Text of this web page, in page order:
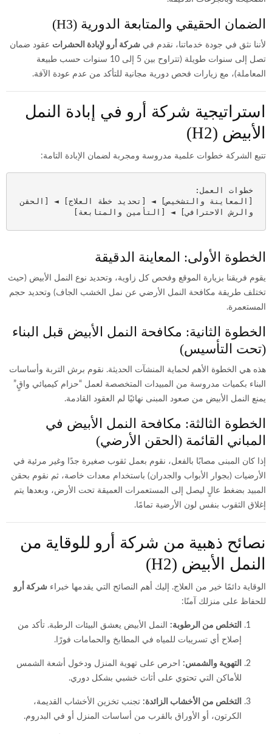
الضمان الحقيقي والمتابعة الدورية (H3)
لأننا نثق في جودة خدماتنا، نقدم في شركة أرو لإبادة الحشرات عقود ضمان
تصل إلى سنوات طويلة (تتراوح بين 5 إلى 10 سنوات حسب طبيعة
المعاملة)، مع زيارات فحص دورية مجانية للتأكد من عدم عودة الآفة.
استراتيجية شركة أرو في إبادة النمل
الأبيض (H2)
تتبع الشركة خطوات علمية مدروسة ومجربة لضمان الإبادة التامة:
والرش الاحترافي] ◄ [التأمين والمتابعة]
الخطوة الأولى: المعاينة الدقيقة
يقوم فريقنا بزيارة الموقع وفحص كل زاوية، وتحديد نوع النمل الأبيض (حيث
تختلف طريقة مكافحة النمل الأرضي عن نمل الخشب الجاف) وتحديد حجم
المستعمرة.
الخطوة الثانية: مكافحة النمل الأبيض قبل البناء
(تحت التأسيس)
هذه هي الخطوة الأهم لحماية المنشآت الحديثة. نقوم برش التربة وأساسات
البناء بكميات مدروسة من المبيدات المتخصصة لعمل “حزام كيميائي واقٍ”
يمنع النمل الأبيض من صعود المبنى نهائيًا لم العقود القادمة.
الخطوة الثالثة: مكافحة النمل الأبيض في
المباني القائمة (الحقن الأرضي)
إذا كان المبنى مصابًا بالفعل، نقوم بعمل ثقوب صغيرة جدًا وغير مرئية في
الأرضيات (بجوار الأبواب والجدران) باستخدام معدات خاصة، ثم نقوم بحقن
المبيد بضغط عالٍ ليصل إلى المستعمرات العميقة تحت الأرض، وبعدها يتم
إغلاق الثقوب بنفس لون الأرضية تمامًا.
نصائح ذهبية من شركة أرو للوقاية من
النمل الأبيض (H2)
الوقاية دائمًا خير من العلاج. إليك أهم النصائح التي يقدمها خبراء شركة أرو
للحفاظ على منزلك آمنًا:
التخلص من الرطوبة: النمل الأبيض يعشق البيئات الرطبة. تأكد من
إصلاح أي تسريبات للمياه في المطابخ والحمامات فورًا.
التهوية والشمس: احرص على تهوية المنزل ودخول أشعة الشمس
للأماكن التي تحتوي على أثاث خشبي بشكل دوري.
التخلص من الأخشاب الزائدة: تجنب تخزين الأخشاب القديمة،
الكرتون، أو الأوراق بالقرب من أساسات المنزل أو في البدروم.